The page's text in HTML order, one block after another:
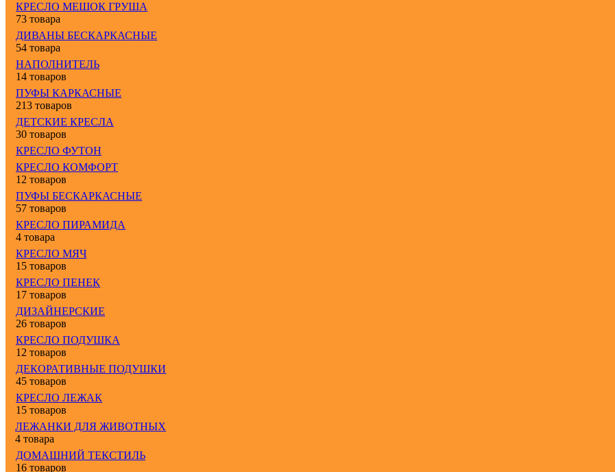
КРЕСЛО МЕШОК ГРУША
73 товара
ДИВАНЫ БЕСКАРКАСНЫЕ
54 товара
НАПОЛНИТЕЛЬ
14 товаров
ПУФЫ КАРКАСНЫЕ
213 товаров
ДЕТСКИЕ КРЕСЛА
30 товаров
КРЕСЛО ФУТОН
КРЕСЛО КОМФОРТ
12 товаров
ПУФЫ БЕСКАРКАСНЫЕ
57 товаров
КРЕСЛО ПИРАМИДА
4 товара
КРЕСЛО МЯЧ
15 товаров
КРЕСЛО ПЕНЕК
17 товаров
ДИЗАЙНЕРСКИЕ
26 товаров
КРЕСЛО ПОДУШКА
12 товаров
ДЕКОРАТИВНЫЕ ПОДУШКИ
45 товаров
КРЕСЛО ЛЕЖАК
15 товаров
ЛЕЖАНКИ ДЛЯ ЖИВОТНЫХ
4 товара
ДОМАШНИЙ ТЕКСТИЛЬ
16 товаров